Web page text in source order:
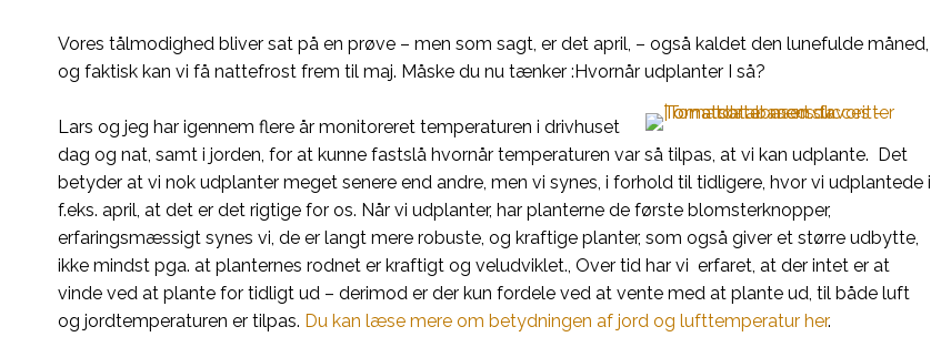
Vores tålmodighed bliver sat på en prøve – men som sagt, er det april, – også kaldet den lunefulde måned,
og faktisk kan vi få nattefrost frem til maj. Måske du nu tænker :Hvornår udplanter I så?
Lars og jeg har igennem flere år monitoreret temperaturen i drivhuset
dag og nat, samt i jorden, for at kunne fastslå hvornår temperaturen var så tilpas, at vi kan udplante. Det
betyder at vi nok udplanter meget senere end andre, men vi synes, i forhold til tidligere, hvor vi udplantede i
f.eks. april, at det er det rigtige for os. Når vi udplanter, har planterne de første blomsterknopper,
erfaringsmæssigt synes vi, de er langt mere robuste, og kraftige planter, som også giver et større udbytte,
ikke mindst pga. at planternes rodnet er kraftigt og veludviklet., Over tid har vi erfaret, at der intet er at
vinde ved at plante for tidligt ud – derimod er der kun fordele ved at vente med at plante ud, til både luft
og jordtemperaturen er tilpas. Du kan læse mere om betydningen af jord og lufttemperatur her.